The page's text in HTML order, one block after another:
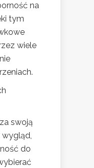
na
tym
wiele
swoją
wygląd,
do